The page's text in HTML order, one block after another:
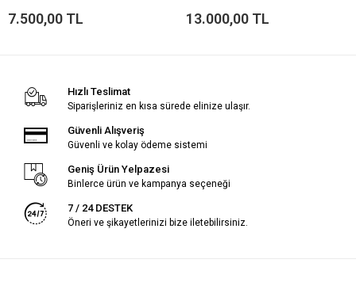
7.500,00 TL 13.000,00 TL
Hızlı Teslimat
Siparişleriniz en kısa sürede elinize ulaşır.
Güvenli Alışveriş
Güvenli ve kolay ödeme sistemi
Geniş Ürün Yelpazesi
Binlerce ürün ve kampanya seçeneği
7 / 24 DESTEK
Öneri ve şikayetlerinizi bize iletebilirsiniz.